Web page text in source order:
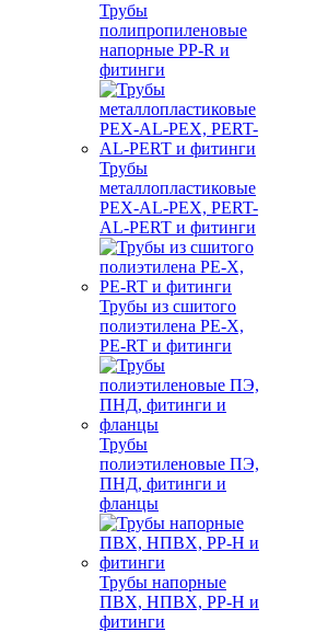
Трубы
полипропиленовые
напорные PP-R и
фитинги
Трубы
металлопластиковые
PEX-AL-PEX, PERT-
AL-PERT и фитинги
Трубы из сшитого
полиэтилена PE-X,
PE-RT и фитинги
Трубы
полиэтиленовые ПЭ,
ПНД, фитинги и
фланцы
Трубы напорные
ПВХ, НПВХ, PP-H и
фитинги